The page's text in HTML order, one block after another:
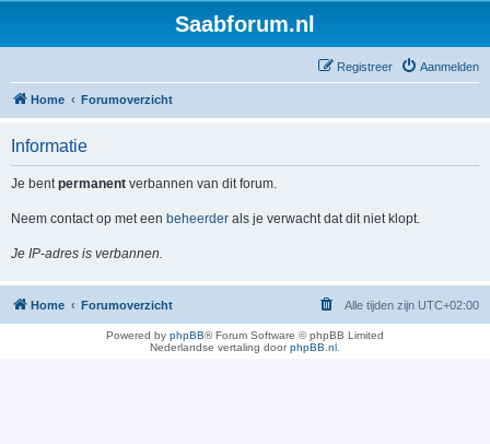
Saabforum.nl
Aanmelden
Registreer
Home Forumoverzicht
Informatie
Je bentpermanent verbannen van dit forum.
Neem contact op met een beheerder als je verwacht dat dit niet klopt.
Je IP-adres is verbannen.
Home Forumoverzicht Alle tijden zijn UTC+02:00
Powered by phpBB® Forum Software © phpBB Limited
Nederlandse vertaling doorphpBB.nl